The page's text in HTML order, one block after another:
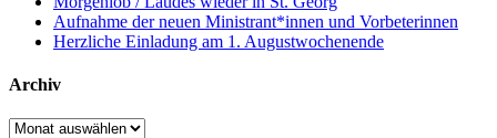
Aufnahme der neuen Ministrant*innen und Vorbeterinnen
Herzliche Einladung am 1. Augustwochenende
Archiv
Archiv